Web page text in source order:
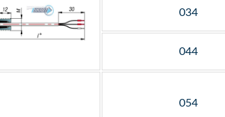
034
044
054